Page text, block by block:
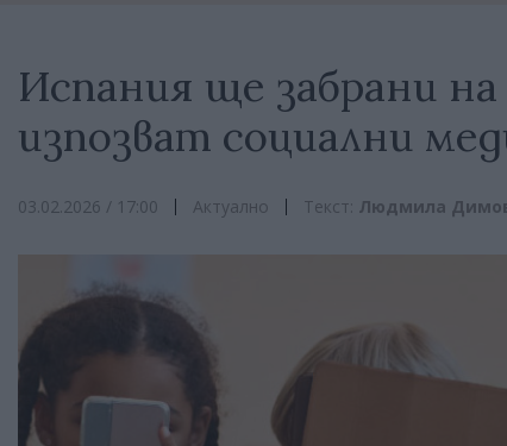
Испания ще забрани
изпозват социални
03.02.2026 / 17:00 Актуално Текст: Людмила